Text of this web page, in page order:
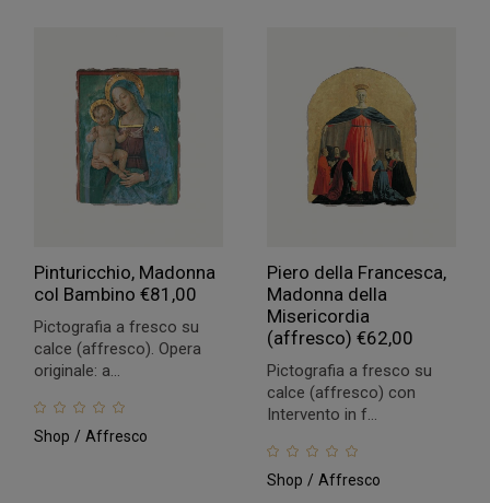
Pinturicchio, Madonna
col Bambino€81,00
Pictografia a fresco su
calce (affresco). Opera
originale: a...
Shop Affresco
Piero della Francesca,
Madonna della
Misericordia
(affresco) €62,00
Pictografia a fresco su
calce (affresco) con
Intervento in f...
Shop Affresco